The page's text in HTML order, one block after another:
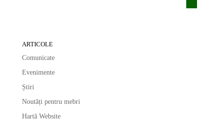
ARTICOLE
Comunicate
Evenimente
Știri
Noutăți pentru mebri
Hartă Website